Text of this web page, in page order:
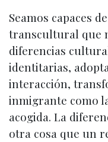
Seamos capaces
transcultural que
diferencias
identitarias,
interacción,
inmigrante como
acogida. La
otra cosa que un